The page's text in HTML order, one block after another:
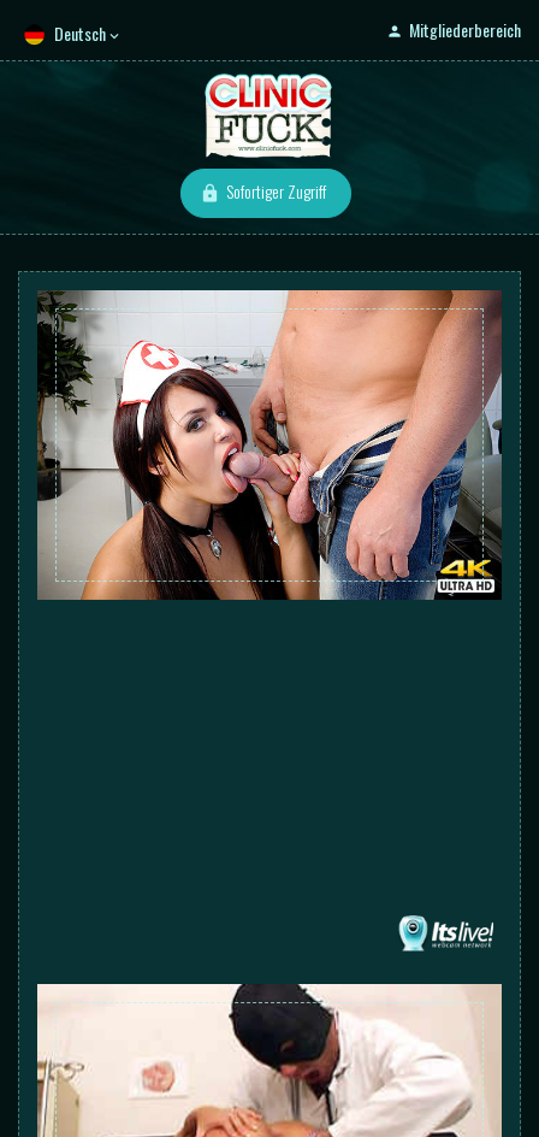
Deutsch Mitgliederbereich
Sofortiger Zugriff